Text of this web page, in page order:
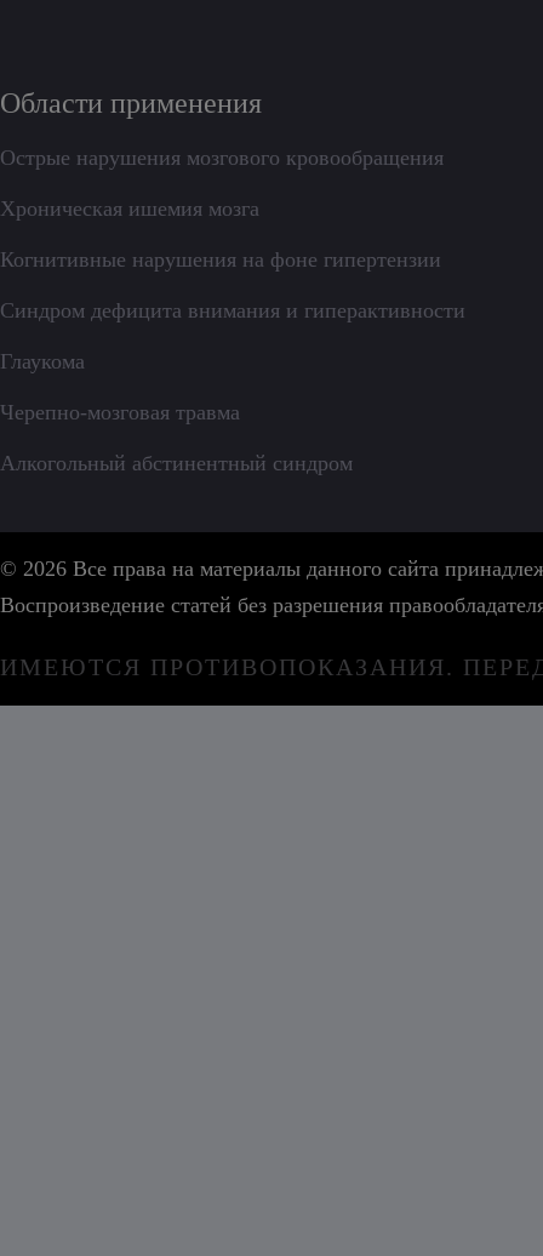
Области применения
Острые нарушения мозгового кровообращения
Хроническая ишемия мозга
Когнитивные нарушения на фоне гипертензии
Синдром дефицита внимания и гиперактивности
Глаукома
Черепно-мозговая травма
Алкогольный абстинентный синдром
© 2026 Все права на материалы данного сайта
Воспроизведение статей без разрешения
ИМЕЮТСЯ ПРОТИВОПОКАЗАНИЯ.